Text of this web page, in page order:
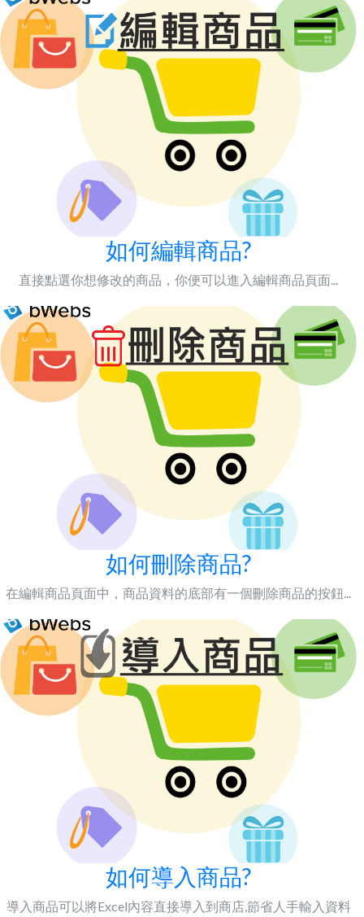
如何編輯商品?
直接點選你想修改的商品，你便可以進入編輯商品頁面...
如何刪除商品?
在編輯商品頁面中，商品資料的底部有一個刪除商品的按鈕...
如何導入商品?
導入商品可以將Excel內容直接導入到商店,節省人手輸入資料